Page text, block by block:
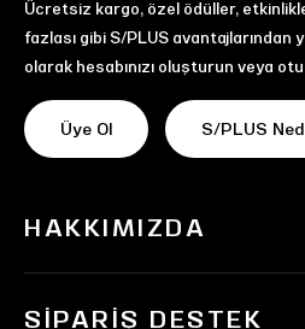
Ücretsiz kargo, özel ödüller,
fazlası gibi S/PLUS
olarak hesabınızı oluşturun veya
Üye Ol S/PLUS
HAKKIMIZDA
SIPARIŞ DESTEK